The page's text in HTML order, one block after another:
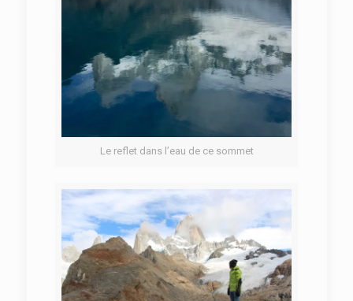
Le reflet dans l’eau de ce sommet